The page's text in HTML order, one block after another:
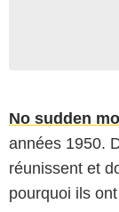
No sudden
années 1950.
réunissent et
pourquoi ils